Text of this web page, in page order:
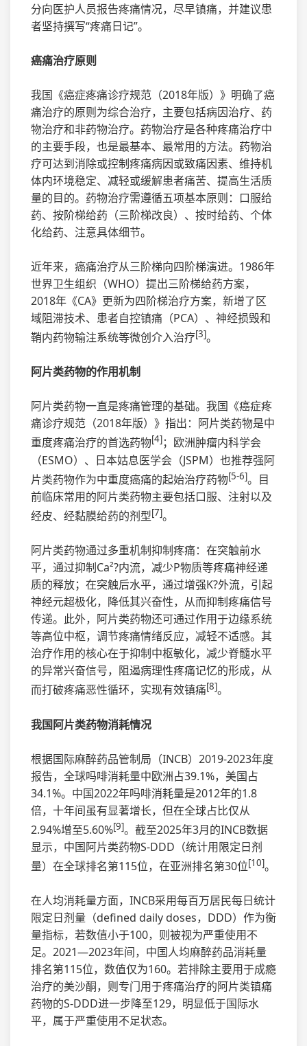
分向医护人员报告疼痛情况，尽早镇痛，并建议患
者坚持撰写“疼痛日记”。
癌痛治疗原则
我国《癌症疼痛诊疗规范（2018年版）》明确了癌
痛治疗的原则为综合治疗，主要包括病因治疗、药
物治疗和非药物治疗。药物治疗是各种疼痛治疗中
的主要手段，也是最基本、最常用的方法。药物治
疗可达到消除或控制疼痛病因或致痛因素、维持机
体内环境稳定、减轻或缓解患者痛苦、提高生活质
量的目的。药物治疗需遵循五项基本原则：口服给
药、按阶梯给药（三阶梯改良）、按时给药、个体
化给药、注意具体细节。
近年来，癌痛治疗从三阶梯向四阶梯演进。1986年
世界卫生组织（WHO）提出三阶梯给药方案，
2018年《CA》更新为四阶梯治疗方案，新增了区
域阻滞技术、患者自控镇痛（PCA）、神经损毁和
鞘内药物输注系统等微创介入治疗[3]。
阿片类药物的作用机制
阿片类药物一直是疼痛管理的基础。我国《癌症疼
痛诊疗规范（2018年版）》指出：阿片类药物是中
重度疼痛治疗的首选药物[4]；欧洲肿瘤内科学会
（ESMO）、日本姑息医学会（JSPM）也推荐强阿
片类药物作为中重度癌痛的起始治疗药物[5-6]。目
前临床常用的阿片类药物主要包括口服、注射以及
经皮、经黏膜给药的剂型[7]。
阿片类药物通过多重机制抑制疼痛：在突触前水
平，通过抑制Ca²?内流，减少P物质等疼痛神经递
质的释放；在突触后水平，通过增强K?外流，引起
神经元超极化，降低其兴奋性，从而抑制疼痛信号
传递。此外，阿片类药物还可通过作用于边缘系统
等高位中枢，调节疼痛情绪反应，减轻不适感。其
治疗作用的核心在于抑制中枢敏化，减少脊髓水平
的异常兴奋信号，阻遏病理性疼痛记忆的形成，从
而打破疼痛恶性循环，实现有效镇痛[8]。
我国阿片类药物消耗情况
根据国际麻醉药品管制局（INCB）2019-2023年度
报告，全球吗啡消耗量中欧洲占39.1%，美国占
34.1%。中国2022年吗啡消耗量是2012年的1.8
倍，十年间虽有显著增长，但在全球占比仅从
2.94%增至5.60%[9]。截至2025年3月的INCB数据
显示，中国阿片类药物S-DDD（统计用限定日剂
量）在全球排名第115位，在亚洲排名第30位[10]。
在人均消耗量方面，INCB采用每百万居民每日统计
限定日剂量（defined daily doses，DDD）作为衡
量指标，若数值小于100，则被视为严重使用不
足。2021—2023年间，中国人均麻醉药品消耗量
排名第115位，数值仅为160。若排除主要用于成瘾
治疗的美沙酮，则专门用于疼痛治疗的阿片类镇痛
药物的S-DDD进一步降至129，明显低于国际水
平，属于严重使用不足状态。